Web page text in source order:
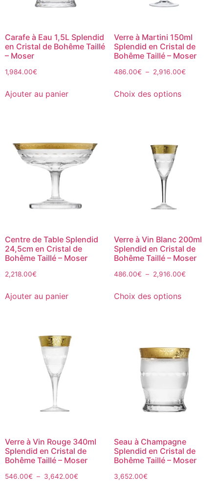
Carafe à Eau 1,5L Splendid
en Cristal de Bohême Taillé
– Moser
1,984.00€
Ajouter au panier
Verre à Martini 150ml
Splendid en Cristal de
Bohême Taillé – Moser
486.00€ – 2,916.00€
Choix des options
Centre de Table Splendid
24,5cm en Cristal de
Bohême Taillé – Moser
2,218.00€
Ajouter au panier
Verre à Vin Blanc 200ml
Splendid en Cristal de
Bohême Taillé – Moser
486.00€ – 2,916.00€
Choix des options
Verre à Vin Rouge 340ml
Splendid en Cristal de
Bohême Taillé – Moser
546.00€ – 3,642.00€
Seau à Champagne
Splendid en Cristal de
Bohême Taillé – Moser
3,652.00€